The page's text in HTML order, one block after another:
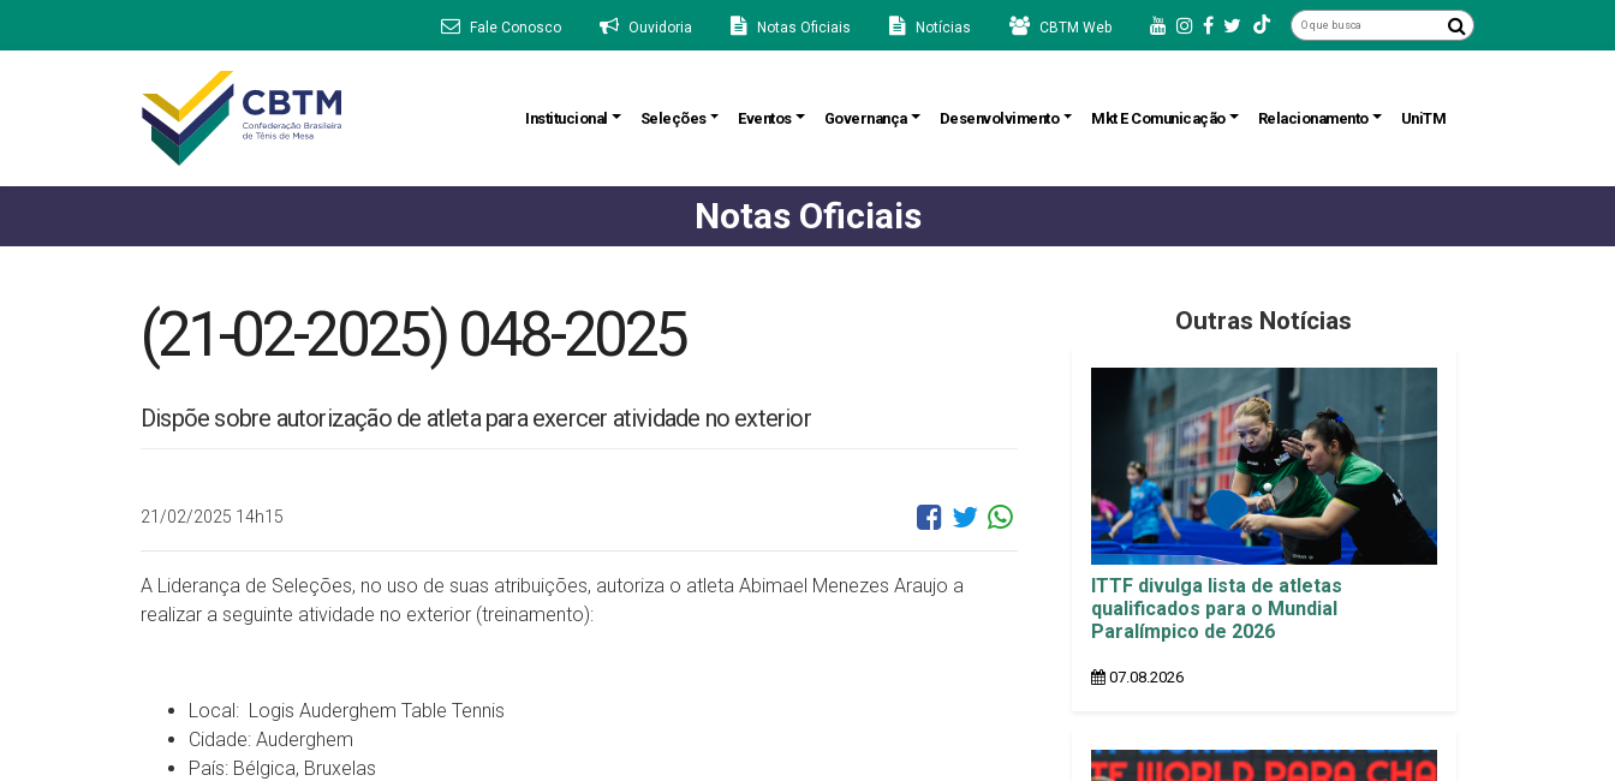
Fale Conosco Ouvidoria Notas Oficiais Notícias CBTM Web
Institucional Seleções Eventos Governança Desenvolvimento Mkt E Comunicação Relacionamento UniTM
Notas Oficiais
(21-02-2025) 048-2025
Dispõe sobre autorização de atleta para exercer atividade no exterior
21/02/2025 14h15
A Liderança de Seleções, no uso de suas atribuições, autoriza o atleta Abimael Menezes Araujo a
realizar a seguinte atividade no exterior (treinamento):
Local: Logis Auderghem Table Tennis
Cidade: Auderghem
País: Bélgica, Bruxelas
Outras Notícias
ITTF divulga lista de atletas
qualificados para o Mundial
Paralímpico de 2026
07.08.2026